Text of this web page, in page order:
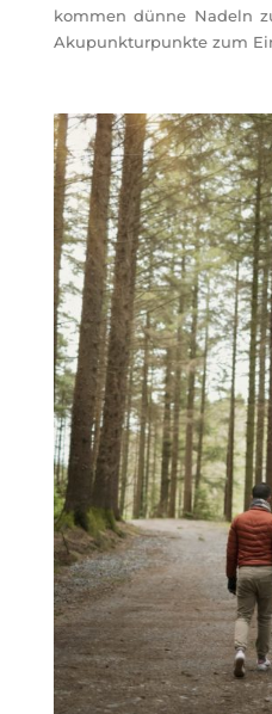
kommen dünne Nadeln
Akupunkturpunkte zum